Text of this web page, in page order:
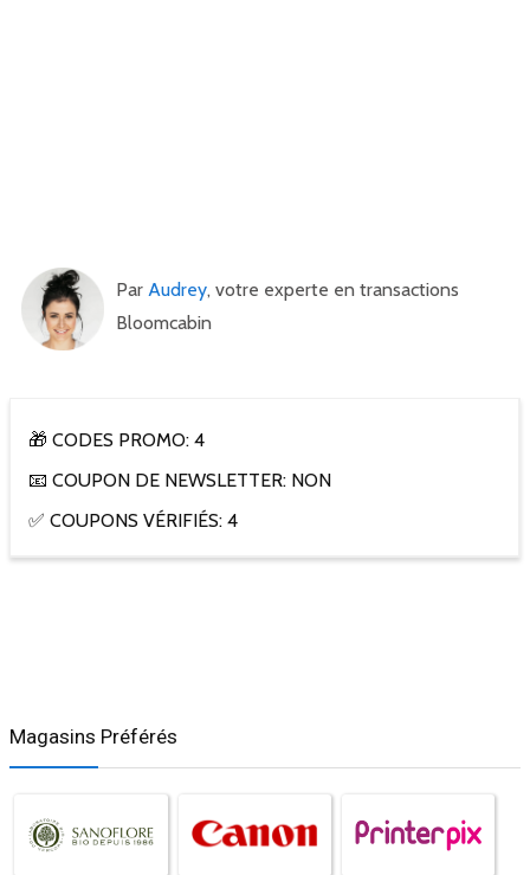
Par Audrey, votre experte en transactions
Bloomcabin
🎁 CODES PROMO: 4
📧 COUPON DE NEWSLETTER: NON
✅ COUPONS VÉRIFIÉS: 4
Magasins Préférés